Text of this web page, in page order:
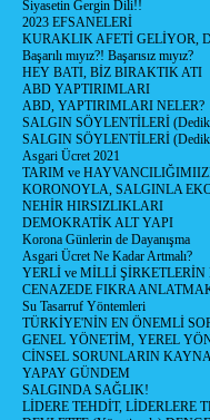
Siyasetin Gergin Dili!!
2023 EFSANELERİ
KURAKLIK AFETİ GELİYOR,
Başarılı mıyız?! Başarısız mıyız?
HEY BATI, BİZ BIRAKTIK ATI
ABD YAPTIRIMLARI
ABD, YAPTIRIMLARI NELER?
SALGIN SÖYLENTİLERİ
SALGIN SÖYLENTİLERİ
Asgari Ücret 2021
TARIM ve
KORONOYLA, SALGINLA
NEHİR HIRSIZLIKLARI
DEMOKRATİK ALT YAPI
Korona Günlerin de Dayanışma
Asgari Ücret Ne Kadar Artmalı?
YERLİ ve MİLLİ
CENAZEDE FIKRA
Su Tasarruf Yöntemleri
TÜRKİYE'NİN EN ÖNEMLİ
GENEL YÖNETİM, YEREL
CİNSEL SORUNLARIN
YAPAY GÜNDEM
SALGINDA SAĞLIK!
LİDERE TEHDİT, LİDERLERE